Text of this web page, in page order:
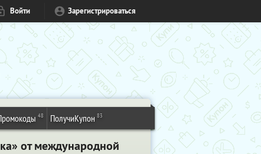
Войти Зарегистрироваться
48 ПолучиКупон 83
от международной